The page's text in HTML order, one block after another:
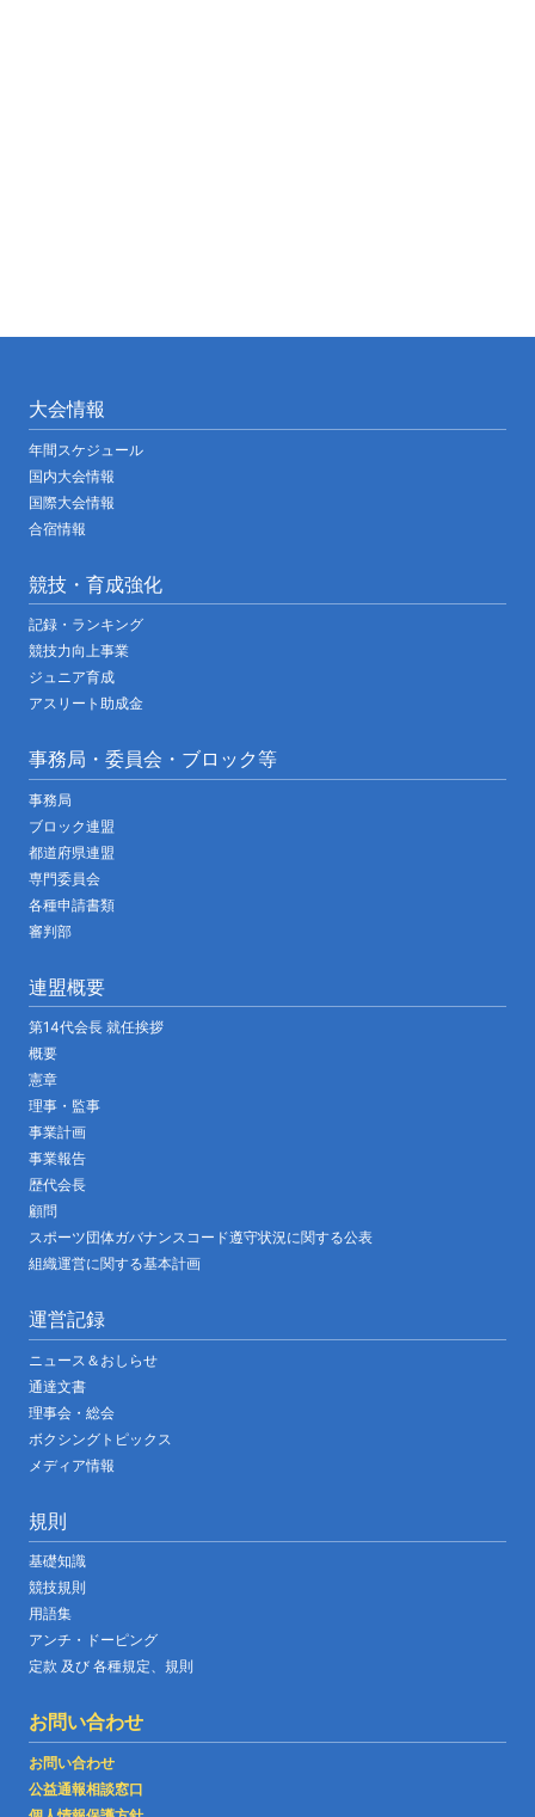
大会情報
年間スケジュール
国内大会情報
国際大会情報
合宿情報
競技・育成強化
記録・ランキング
競技力向上事業
ジュニア育成
アスリート助成金
事務局・委員会・ブロック等
事務局
ブロック連盟
都道府県連盟
専門委員会
各種申請書類
審判部
連盟概要
第14代会長 就任挨拶
概要
憲章
理事・監事
事業計画
事業報告
歴代会長
顧問
スポーツ団体ガバナンスコード遵守状況に関する公表
組織運営に関する基本計画
運営記録
ニュース＆おしらせ
通達文書
理事会・総会
ボクシングトピックス
メディア情報
規則
基礎知識
競技規則
用語集
アンチ・ドーピング
定款 及び 各種規定、規則
お問い合わせ
お問い合わせ
公益通報相談窓口